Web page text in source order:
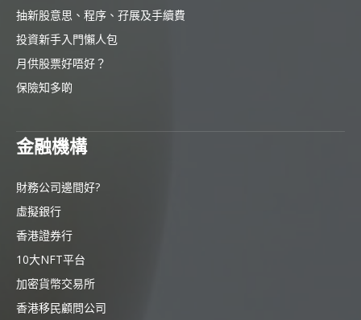
抽新股意思、程序、孖展及手續費
投資新手入門懶人包
月供股票好唔好？
保險知多啲
金融機構
財務公司邊間好?
虛擬銀行
香港證券行
10大NFT平台
加密貨幣交易所
香港移民顧問公司